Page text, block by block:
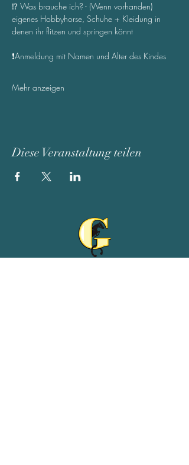
⁉️ Was brauche ich? - (Wenn vorhanden)
eigenes Hobbyhorse, Schuhe + Kleidung in
denen ihr flitzen und springen könnt
❗Anmeldung mit Namen und Alter des Kindes
Mehr anzeigen
Diese Veranstaltung teilen